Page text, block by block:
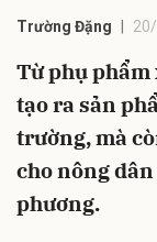
Trường Đặng
Từ phụ phẩm
tạo ra sản
trường, mà
cho nông
phương.